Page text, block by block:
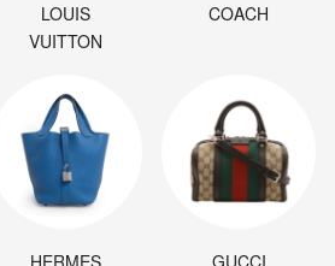
LOUIS
VUITTON
COACH